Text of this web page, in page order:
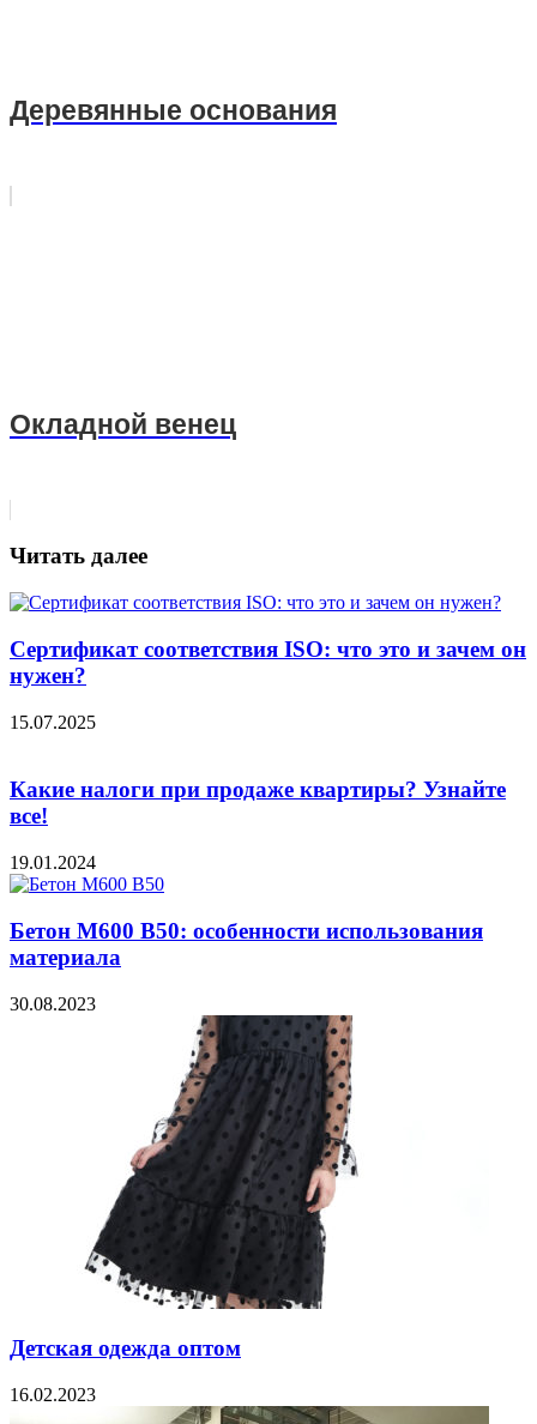
Деревянные основания
Окладной венец
Читать далее
Сертификат соответствия ISO: что это и зачем он
нужен?
15.07.2025
Какие налоги при продаже квартиры? Узнайте
все!
19.01.2024
Бетон М600 В50: особенности использования
материала
30.08.2023
Детская одежда оптом
16.02.2023